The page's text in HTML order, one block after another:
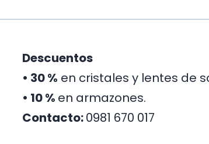
Descuentos
• 30 % en cristales y lentes de
• 10 % en armazones.
Contacto:0981 670 017